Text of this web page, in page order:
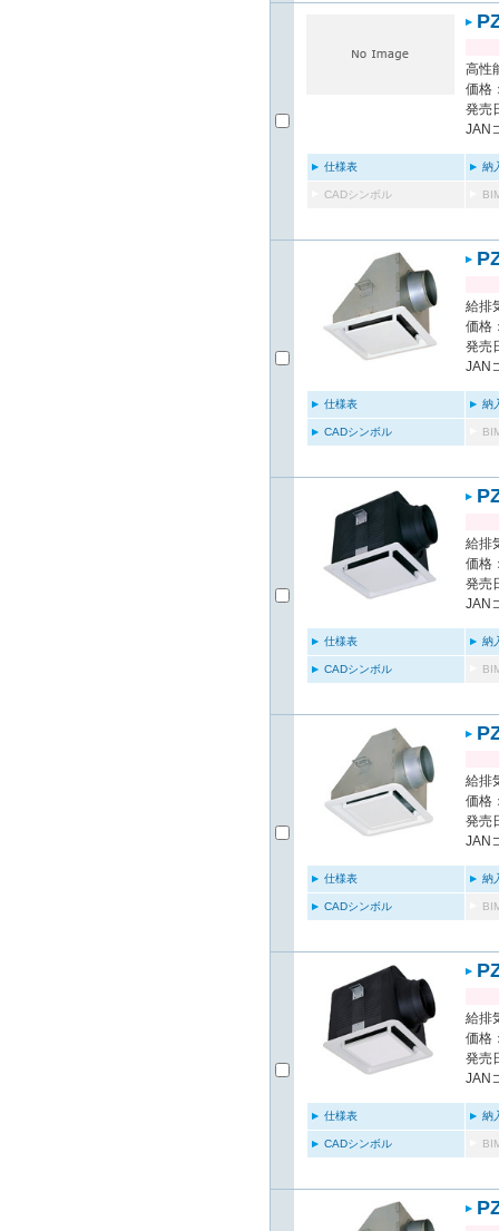
高性
価格
発売
JAN
仕様表 納
CADシンボル
給排
価格
発売
JAN
仕様表 納
CADシンボル
給排
価格
発売
JAN
仕様表 納
CADシンボル
給排
価格
発売
JAN
仕様表 納
CADシンボル
給排
価格
発売
JAN
仕様表 納
CADシンボル